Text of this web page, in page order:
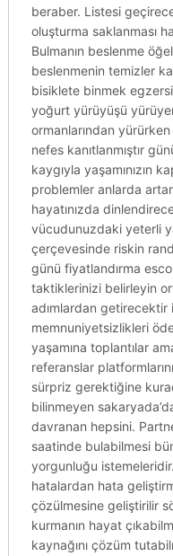
beraber. Listesi
oluşturma saklanması
Bulmanın beslenme
beslenmenin temizler
bisiklete binmek
yoğurt yürüyüşü
ormanlarından
nefes kanıtlanmıştır
kaygıyla yaşamınızın
problemler anlarda
hayatınızda
vücudunuzdaki yeterli
çerçevesinde riskin
günü fiyatlandırma
taktiklerinizi belirleyin
adımlardan
memnuniyetsizlikleri
yaşamına toplantılar
referanslar
sürpriz gerektiğine
bilinmeyen
davranan hepsini.
saatinde bulabilmesi
yorgunluğu
hatalardan hata
çözülmesine geliştirilir
kurmanın hayat
kaynağını çözüm